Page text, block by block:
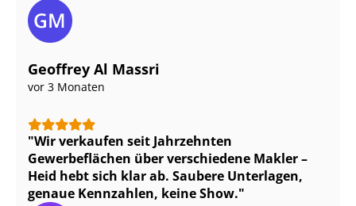
Geoffrey Al Massri
vor 3 Monaten
Wir verkaufen seit Jahrzehnten
Gewerbeflächen über verschiedene Makler –
Heid hebt sich klar ab. Saubere Unterlagen,
genaue Kennzahlen, keine Show.